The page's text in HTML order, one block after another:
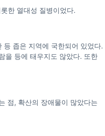
한 열대성 질병이었다.
좁은 지역에 국한되어 있었다.
을 등에 태우지도 않았다. 또한
점, 확산의 장애물이 많았다는